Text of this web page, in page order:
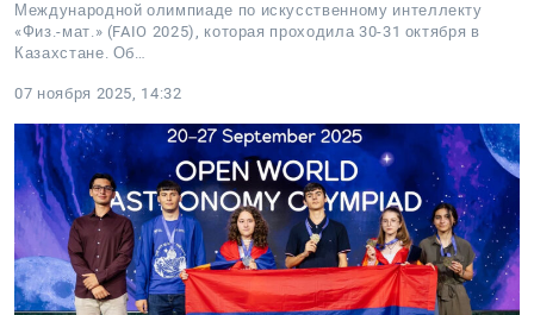
Международной олимпиаде по искусственному интеллекту
«Физ.-мат.» (FAIO 2025), которая проходила 30-31 октября в
Казахстане. Об…
07 ноября 2025, 14:32